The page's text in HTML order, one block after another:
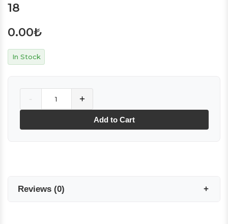
18
0.00₺
In Stock
- +
Add to Cart
Reviews(0)